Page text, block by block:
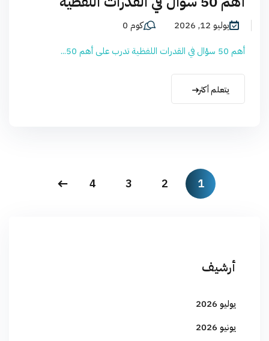
يوليو 12, 2026
كوم 0
أهم 50 سؤال في القدرات اللفظية تدرب على أهم 50...
يتعلم أكثر
1
2
3
4
أرشيف
يوليو 2026
يونيو 2026